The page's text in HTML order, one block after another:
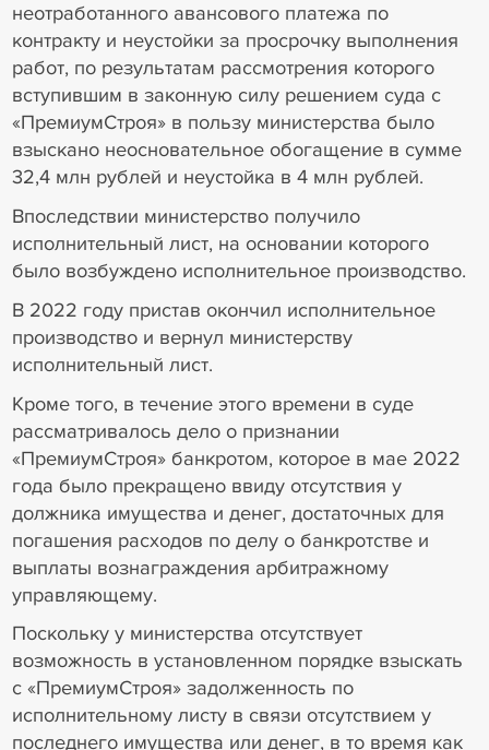
неотработанного авансового платежа по
контракту и неустойки за просрочку выполнения
работ, по результатам рассмотрения которого
вступившим в законную силу решением суда с
«ПремиумСтроя» в пользу министерства было
взыскано неосновательное обогащение в сумме
32,4 млн рублей и неустойка в 4 млн рублей.
Впоследствии министерство получило
исполнительный лист, на основании которого
было возбуждено исполнительное производство.
В 2022 году пристав окончил исполнительное
производство и вернул министерству
исполнительный лист.
Кроме того, в течение этого времени в суде
рассматривалось дело о признании
«ПремиумСтроя» банкротом, которое в мае 2022
года было прекращено ввиду отсутствия у
должника имущества и денег, достаточных для
погашения расходов по делу о банкротстве и
выплаты вознаграждения арбитражному
управляющему.
Поскольку у министерства отсутствует
возможность в установленном порядке взыскать
с «ПремиумСтроя» задолженность по
исполнительному листу в связи отсутствием у
последнего имущества или денег, в то время как